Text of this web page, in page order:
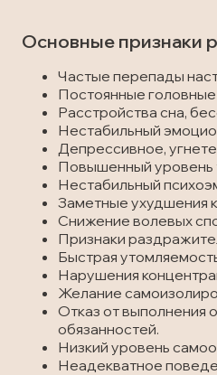
Основные признаки
Частые перепады
Постоянные головные
Расстройства сна,
Нестабильный
Депрессивное,
Повышенный уровень
Нестабильный
Заметные ухудшения
Снижение волевых
Признаки
Быстрая
Нарушения
Желание
Отказ от выполнения
обязанностей.
Низкий уровень
Неадекватное